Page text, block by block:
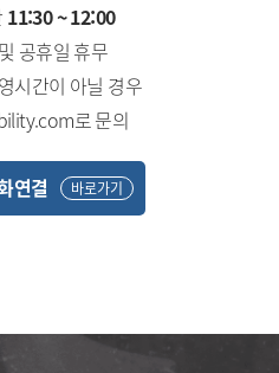
11:30 ~ 12:00
공휴일 휴무
시간이 아닐 경우
로 문의
연결 바로가기